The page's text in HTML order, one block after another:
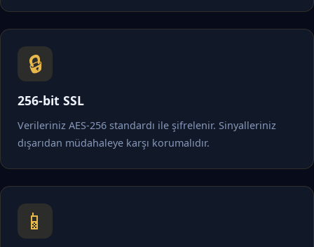
🔒
256-bit SSL
Verileriniz AES-256 standardı ile şifrelenir. Sinyalleriniz
dışarıdan müdahaleye karşı korumalıdır.
📱